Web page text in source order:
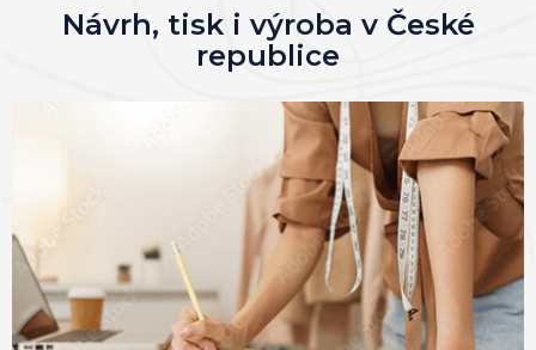
Návrh, tisk i výroba v České
republice